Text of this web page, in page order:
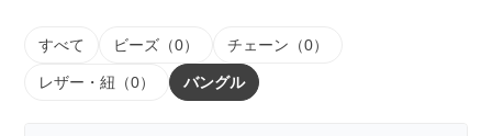
すべて ビーズ（0） チェーン（0）
レザー・紐（0） バングル